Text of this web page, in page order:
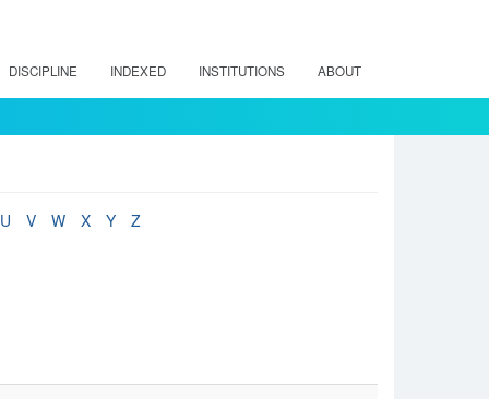
DISCIPLINE INDEXED INSTITUTIONS ABOUT
U V W X Y Z